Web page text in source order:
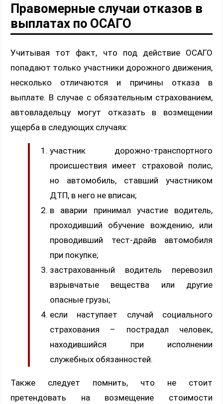
Правомерные случаи отказов в
выплатах по ОСАГО
Учитывая тот факт, что под действие ОСАГО
попадают только участники дорожного движения,
несколько отличаются и причины отказа в
выплате. В случае с обязательным страхованием,
автовладельцу могут отказать в возмещении
ущерба в следующих случаях:
участник дорожно-транспортного
происшествия имеет страховой полис,
но автомобиль, ставший участником
ДТП, в него не вписан;
в аварии принимал участие водитель,
проходивший обучение вождению, или
проводивший тест-драйв автомобиля
при покупке;
застрахованный водитель перевозил
взрывчатые вещества или другие
опасные грузы;
если наступает случай социального
страхования – пострадал человек,
находившийся при исполнении
служебных обязанностей.
Также следует помнить, что не стоит
претендовать на возмещение стоимости